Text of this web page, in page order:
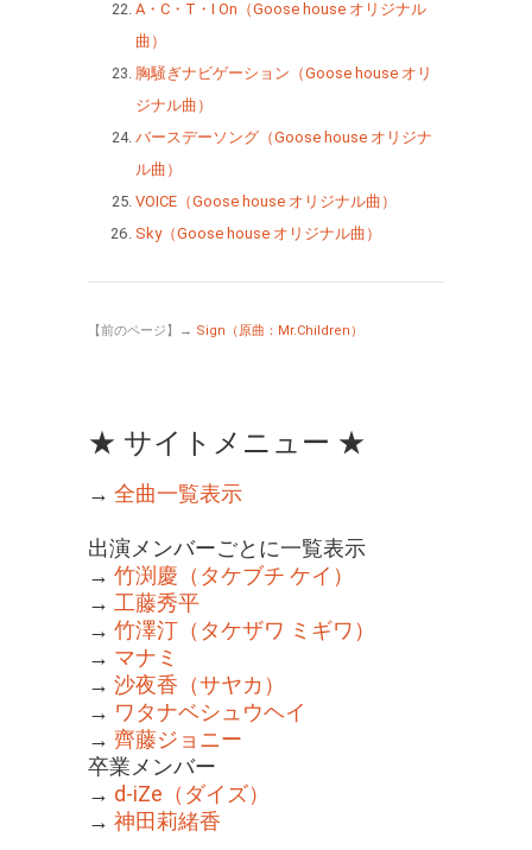
A・C・T・I On（Goose house オリジナル
曲）
胸騒ぎナビゲーション（Goose house オリ
ジナル曲）
バースデーソング（Goose house オリジナ
ル曲）
VOICE（Goose house オリジナル曲）
Sky（Goose house オリジナル曲）
【前のページ】→ Sign（原曲：Mr.Children）
★ サイトメニュー ★
→ 全曲一覧表示
出演メンバーごとに一覧表示
→ 竹渕慶（タケブチ ケイ）
→ 工藤秀平
→ 竹澤汀（タケザワ ミギワ）
→ マナミ
→ 沙夜香（サヤカ）
→ ワタナベシュウヘイ
→ 齊藤ジョニー
卒業メンバー
→ d-iZe（ダイズ）
→ 神田莉緒香